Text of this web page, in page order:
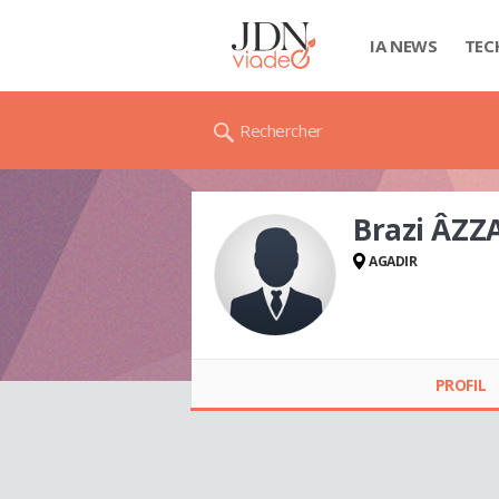
IA NEWS
Rechercher
Brazi
AGADIR
PROFIL